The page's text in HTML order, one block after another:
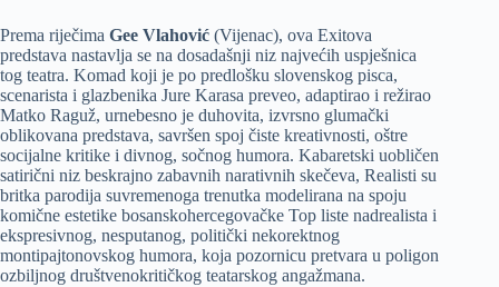
Prema riječima Gee Vlahović (Vijenac), ova Exitova
predstava nastavlja se na dosadašnji niz najvećih uspješnica
tog teatra. Komad koji je po predlošku slovenskog pisca,
scenarista i glazbenika Jure Karasa preveo, adaptirao i režirao
Matko Raguž, urnebesno je duhovita, izvrsno glumački
oblikovana predstava, savršen spoj čiste kreativnosti, oštre
socijalne kritike i divnog, sočnog humora. Kabaretski uobličen
satirični niz beskrajno zabavnih narativnih skečeva, Realisti su
britka parodija suvremenoga trenutka modelirana na spoju
komične estetike bosanskohercegovačke Top liste nadrealista i
ekspresivnog, nesputanog, politički nekorektnog
montipajtonovskog humora, koja pozornicu pretvara u poligon
ozbiljnog društvenokritičkog teatarskog angažmana.